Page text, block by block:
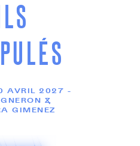
AVRIL 2027 -
&
GIMENEZ